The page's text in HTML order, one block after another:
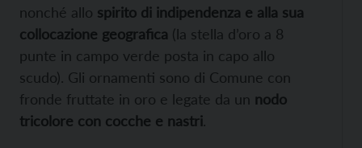
nonché allo spirito di indipendenza e alla sua
collocazione geografica (la stella d’oro a 8
punte in campo verde posta in capo allo
scudo). Gli ornamenti sono di Comune con
fronde fruttate in oro e legate da un nodo
tricolore con cocche e nastri.